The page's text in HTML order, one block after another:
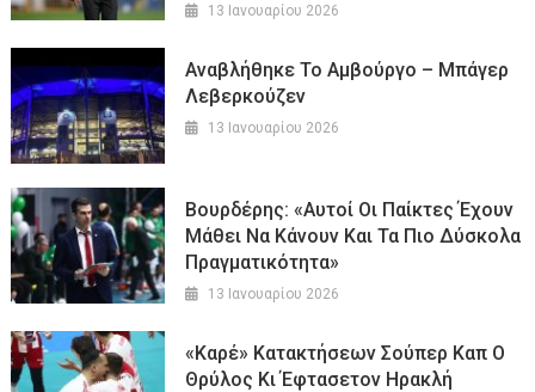
13 Ιανουαρίου 2026
Αναβλήθηκε Το Αμβούργο – Μπάγερ
Λεβερκούζεν
13 Ιανουαρίου 2026
Βουρδέρης: «Αυτοί Οι Παίκτες Έχουν
Μάθει Να Κάνουν Και Τα Πιο Δύσκολα
Πραγματικότητα»
13 Ιανουαρίου 2026
«Καρέ» Κατακτήσεων Σούπερ Καπ Ο
Θρύλος Κι Έφτασετον Ηρακλή